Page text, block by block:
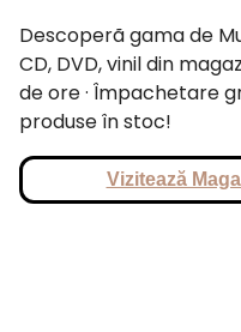
Descoperã gama de
CD, DVD, vinil din
de ore · Împachetare
produse în stoc!
Vizitează